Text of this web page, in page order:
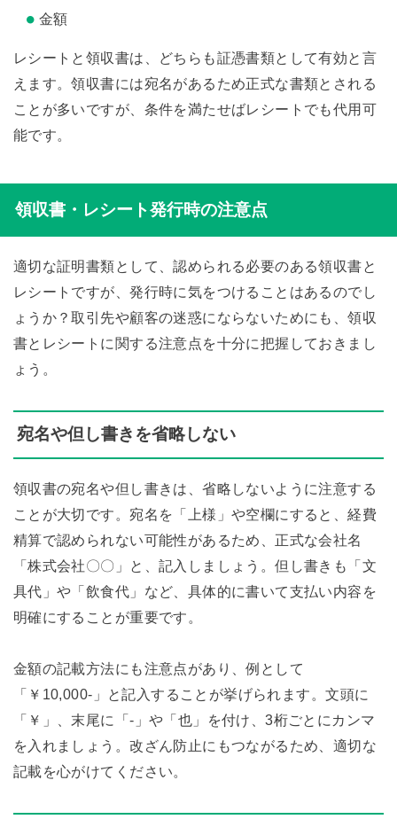
金額
レシートと領収書は、どちらも証憑書類として有効と言
えます。領収書には宛名があるため正式な書類とされる
ことが多いですが、条件を満たせばレシートでも代用可
能です。
領収書・レシート発行時の注意点
適切な証明書類として、認められる必要のある領収書と
レシートですが、発行時に気をつけることはあるのでし
ょうか？取引先や顧客の迷惑にならないためにも、領収
書とレシートに関する注意点を十分に把握しておきまし
ょう。
宛名や但し書きを省略しない
領収書の宛名や但し書きは、省略しないように注意する
ことが大切です。宛名を「上様」や空欄にすると、経費
精算で認められない可能性があるため、正式な会社名
「株式会社〇〇」と、記入しましょう。但し書きも「文
具代」や「飲食代」など、具体的に書いて支払い内容を
明確にすることが重要です。
金額の記載方法にも注意点があり、例として
「￥10,000-」と記入することが挙げられます。文頭に
「￥」、末尾に「-」や「也」を付け、3桁ごとにカンマ
を入れましょう。改ざん防止にもつながるため、適切な
記載を心がけてください。